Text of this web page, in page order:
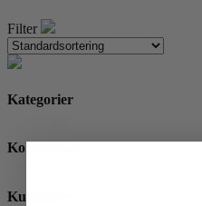
Filter
Kategorier
Kollektioner
Kunstnere